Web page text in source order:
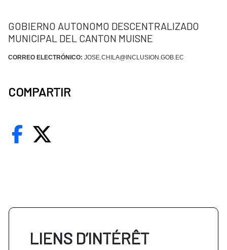
GOBIERNO AUTONOMO DESCENTRALIZADO
MUNICIPAL DEL CANTON MUISNE
CORREO ELECTRÓNICO: JOSE.CHILA@INCLUSION.GOB.EC
COMPARTIR
LIENS D’INTÉRÊT